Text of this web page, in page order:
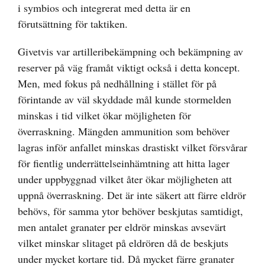
i symbios och integrerat med detta är en
förutsättning för taktiken.
Givetvis var artilleribekämpning och bekämpning av
reserver på väg framåt viktigt också i detta koncept.
Men, med fokus på nedhållning i stället för på
förintande av väl skyddade mål kunde stormelden
minskas i tid vilket ökar möjligheten för
överraskning. Mängden ammunition som behöver
lagras inför anfallet minskas drastiskt vilket försvårar
för fientlig underrättelseinhämtning att hitta lager
under uppbyggnad vilket åter ökar möjligheten att
uppnå överraskning. Det är inte säkert att färre eldrör
behövs, för samma ytor behöver beskjutas samtidigt,
men antalet granater per eldrör minskas avsevärt
vilket minskar slitaget på eldrören då de beskjuts
under mycket kortare tid. Då mycket färre granater